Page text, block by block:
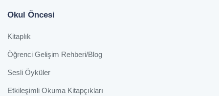
Okul Öncesi
Kitaplık
Öğrenci Gelişim Rehberi/Blog
Sesli Öyküler
Etkileşimli Okuma Kitapçıkları